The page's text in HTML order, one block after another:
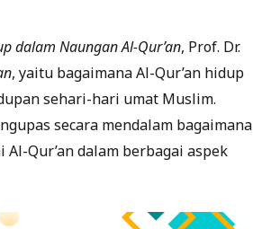
dalam Naungan Al-Qur’an, Prof. Dr.
, yaitu bagaimana Al-Qur’an hidup
sehari-hari umat Muslim.
secara mendalam bagaimana
Qur’an dalam berbagai aspek